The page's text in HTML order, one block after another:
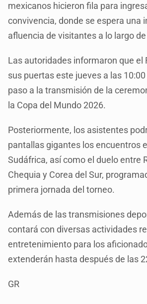
mexicanos hicieron fila para
convivencia, donde se espera una
afluencia de visitantes a lo largo
Las autoridades informaron que el
sus puertas este jueves a las
paso a la transmisión de la
la Copa del Mundo 2026.
Posteriormente, los asistentes
pantallas gigantes los encuentros
Sudáfrica, así como el duelo entre
Chequia y Corea del Sur,
primera jornada del torneo.
Además de las transmisiones
contará con diversas actividades
entretenimiento para los
extenderán hasta después de las
GR